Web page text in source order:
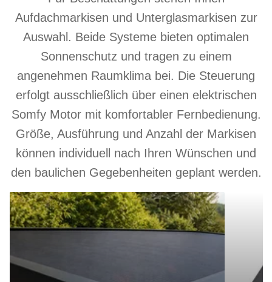
Aufdachmarkisen und Unterglasmarkisen zur
Auswahl. Beide Systeme bieten optimalen
Sonnenschutz und tragen zu einem
angenehmen Raumklima bei. Die Steuerung
erfolgt ausschließlich über einen elektrischen
Somfy Motor mit komfortabler Fernbedienung.
Größe, Ausführung und Anzahl der Markisen
können individuell nach Ihren Wünschen und
den baulichen Gegebenheiten geplant werden.
Aufdachmarkise